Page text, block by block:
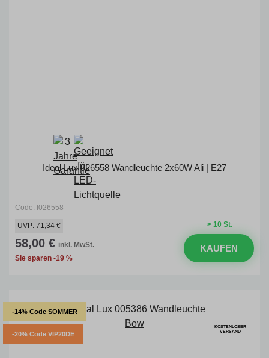
Ideal Lux 026558 Wandleuchte 2x60W Ali | E27
Code: I026558
> 10 St.
UVP: 71,34 €
58,00 € inkl. MwSt.
Sie sparen -19 %
KAUFEN
-14% Code SOMMER
-20% Code VIP20DE
KOSTENLOSER
VERSAND